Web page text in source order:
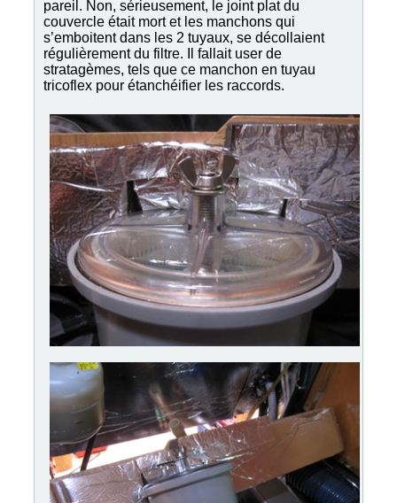
pareil. Non, sérieusement, le joint plat du
couvercle était mort et les manchons qui
s’emboitent dans les 2 tuyaux, se décollaient
régulièrement du filtre. Il fallait user de
stratagèmes, tels que ce manchon en tuyau
tricoflex pour étanchéifier les raccords.